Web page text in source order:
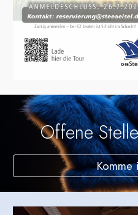
Offene
Komme